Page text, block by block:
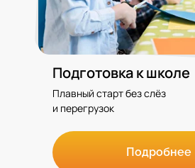
Подготовка к школе
Плавный старт без слёз
и перегрузок
Подробнее